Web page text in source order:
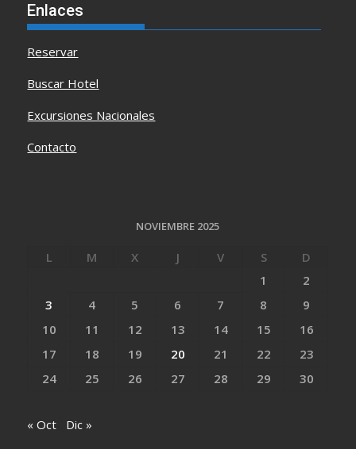
Enlaces
Reservar
Buscar Hotel
Excursiones Nacionales
Contacto
NOVIEMBRE 2025
L M X J V S
D
1
2
3
4 5 6 7 8
9
10
11 12 13 14 15
16
17
18 19 20 21 22
23
24
25 26 27 28 29 30
« Oct Dic »